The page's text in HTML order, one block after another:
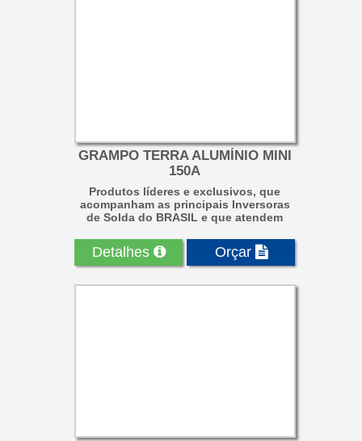
GRAMPO TERRA ALUMÍNIO MINI
150A
Produtos líderes e exclusivos, que
acompanham as principais Inversoras
de Solda do BRASIL e que atendem
Detalhes Orçar